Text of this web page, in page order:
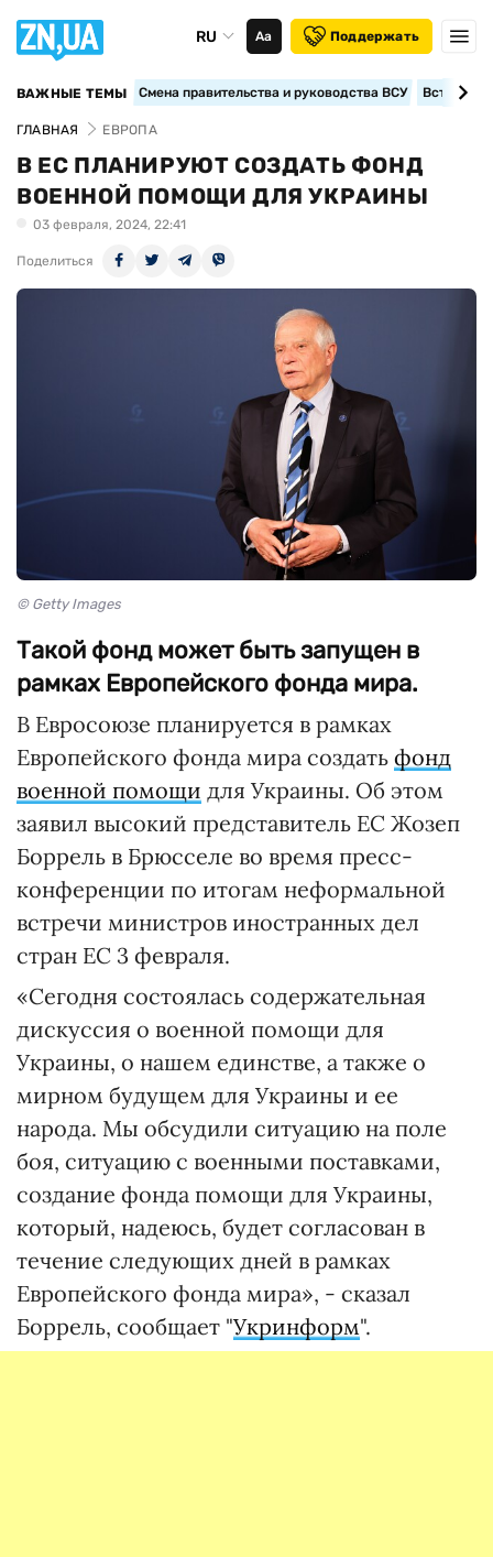
RU Аа Поддержать
ВАЖНЫЕ ТЕМЫ Смена правительства и руководства ВСУ
ГЛАВНАЯ ЕВРОПА
В ЕС ПЛАНИРУЮТ СОЗДАТЬ ФОНД
ВОЕННОЙ ПОМОЩИ ДЛЯ УКРАИНЫ
03 февраля, 2024, 22:41
Поделиться
© Getty Images
Такой фонд может быть запущен в
рамках Европейского фонда мира.
В Евросоюзе планируется в рамках
Европейского фонда мира создать фонд
военной помощи для Украины. Об этом
заявил высокий представитель ЕС Жозеп
Боррель в Брюсселе во время пресс-
конференции по итогам неформальной
встречи министров иностранных дел
стран ЕС 3 февраля.
«Сегодня состоялась содержательная
дискуссия о военной помощи для
Украины, о нашем единстве, а также о
мирном будущем для Украины и ее
народа. Мы обсудили ситуацию на поле
боя, ситуацию с военными поставками,
создание фонда помощи для Украины,
который, надеюсь, будет согласован в
течение следующих дней в рамках
Европейского фонда мира», - сказал
Боррель, сообщает "Укринформ".